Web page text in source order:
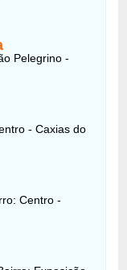
Pelegrino -
- Caxias do
Centro -